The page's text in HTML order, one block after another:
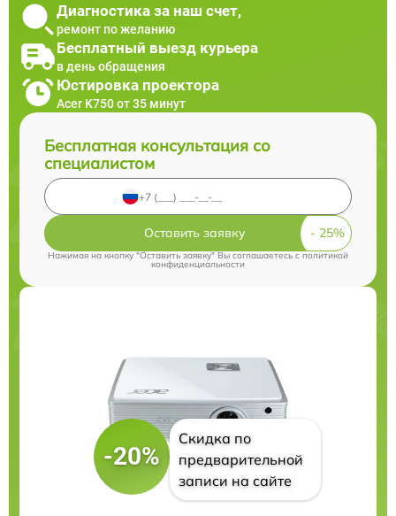
Диагностика за наш счет,
ремонт по желанию
Бесплатный выезд курьера
в день обращения
Юстировка проектора
Acer K750 от 35 минут
Бесплатная консультация со
специалистом
Оставить заявку
Нажимая на кнопку "Оставить заявку" Вы соглашаетесь cполитикой
конфиденциальности
-20%
Скидка по
предварительной
записи на сайте